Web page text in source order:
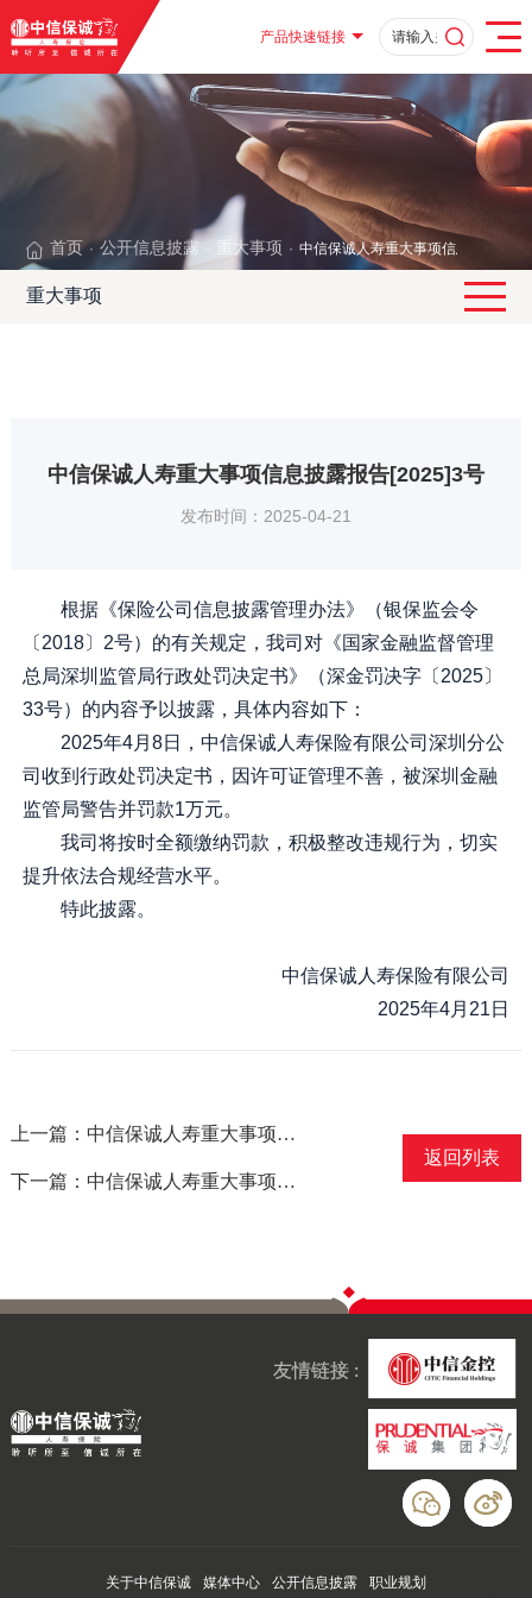
产品快速链接
首页 · 公开信息披露 重大事项 · 中信保诚人寿重大事项信息披露报
重大事项
中信保诚人寿重大事项信息披露报告[2025]3号
发布时间：2025-04-21
根据《保险公司信息披露管理办法》（银保监会令
〔2018〕2号）的有关规定，我司对《国家金融监督管理
总局深圳监管局行政处罚决定书》（深金罚决字〔2025〕
33号）的内容予以披露，具体内容如下：
2025年4月8日，中信保诚人寿保险有限公司深圳分公
司收到行政处罚决定书，因许可证管理不善，被深圳金融
监管局警告并罚款1万元。
我司将按时全额缴纳罚款，积极整改违规行为，切实
提升依法合规经营水平。
特此披露。
中信保诚人寿保险有限公司
2025年4月21日
上一篇：中信保诚人寿重大事项信息披露报告[2025]4号
下一篇：中信保诚人寿重大事项信息披露报告[2025]2号
返回列表
友情链接 :
关于中信保诚 媒体中心 公开信息披露 职业规划